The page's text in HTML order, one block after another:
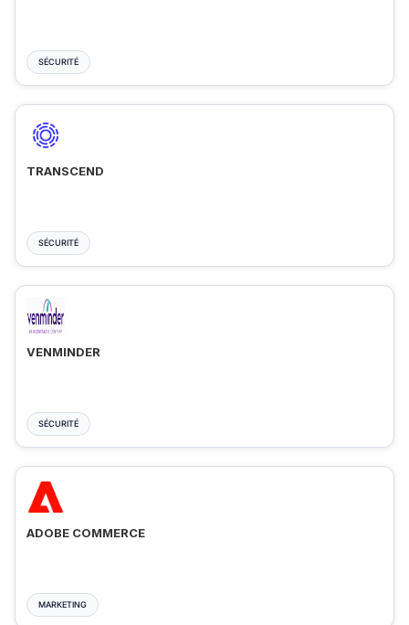
SÉCURITÉ
TRANSCEND
SÉCURITÉ
VENMINDER
SÉCURITÉ
ADOBE COMMERCE
MARKETING